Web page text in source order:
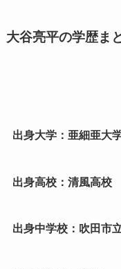
大谷亮平の学歴ま
出身大学：亜細亜大
出身高校：清風高校
出身中学校：吹田市